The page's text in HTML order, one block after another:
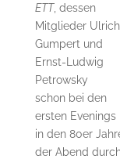
ETT, dessen
Mitglieder Ulrich
Gumpert und
Ernst-Ludwig
Petrowsky
schon bei den
ersten Evenings
in den 80er
der Abend